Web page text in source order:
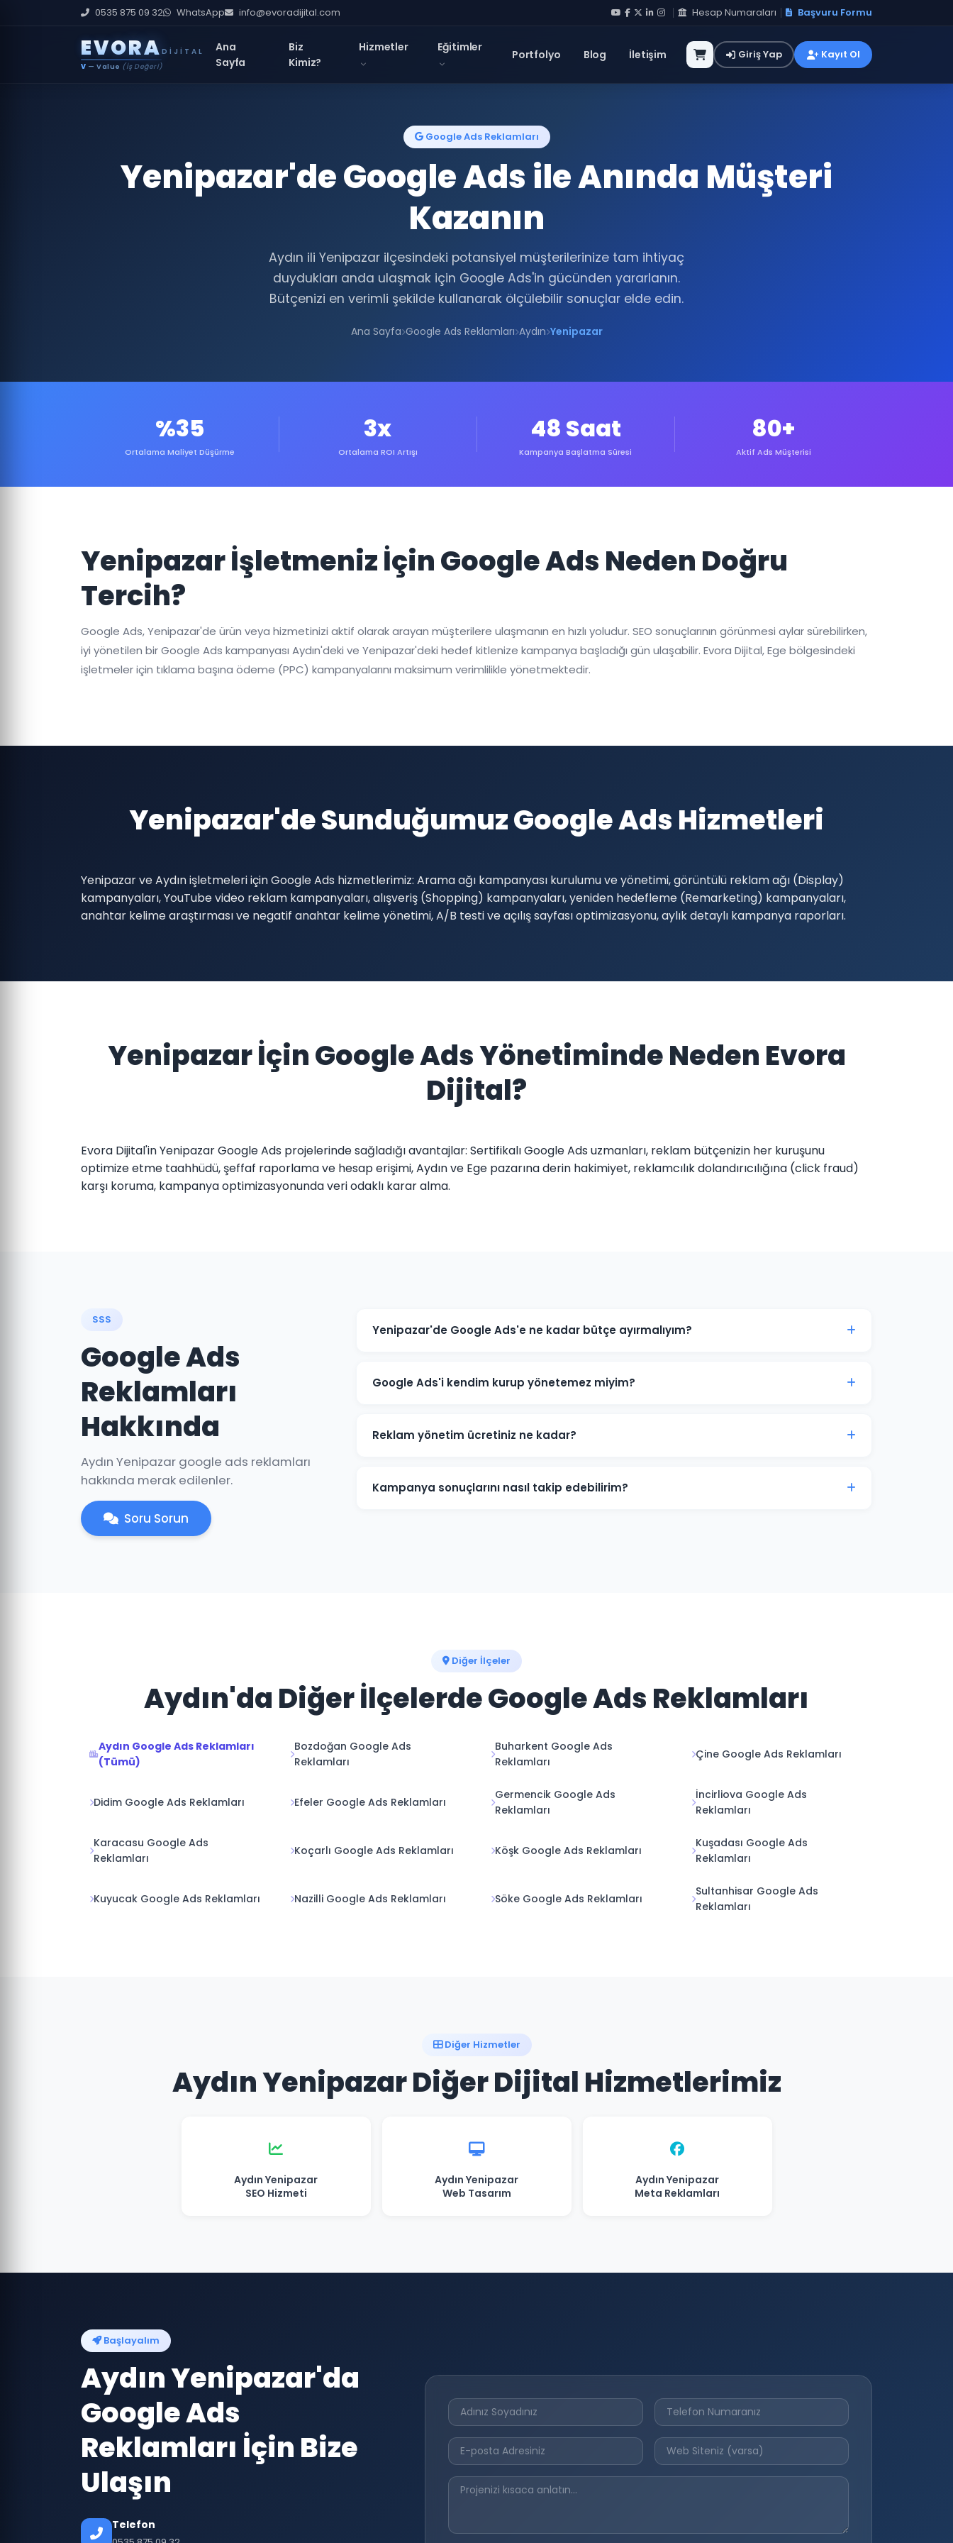
0535 875 09 32 WhatsApp info@evoradijital.com Hesap Numaraları Başvuru Formu
EVORA DIJITAL
V — Value (İş Değeri)
Ana
Sayfa
Biz
Kimiz?
Hizmetler Eğitimler
Portfolyo Blog İletişim Giriş Yap Kayıt Ol
Google Ads Reklamları
Yenipazar'de Google Ads ile Anında Müşteri
Kazanın
Aydın ili Yenipazar ilçesindeki potansiyel müşterilerinize tam ihtiyaç
duydukları anda ulaşmak için Google Ads'in gücünden yararlanın.
Bütçenizi en verimli şekilde kullanarak ölçülebilir sonuçlar elde edin.
Ana Sayfa Google Ads Reklamları Aydın Yenipazar
%35
Ortalama Maliyet Düşürme
3x
Ortalama ROI Artışı
48 Saat
Kampanya Başlatma Süresi
80+
Aktif Ads Müşterisi
Yenipazar İşletmeniz İçin Google Ads Neden Doğru
Tercih?
Google Ads, Yenipazar'de ürün veya hizmetinizi aktif olarak arayan müşterilere ulaşmanın en hızlı yoludur. SEO sonuçlarının görünmesi aylar sürebilirken,
iyi yönetilen bir Google Ads kampanyası Aydın'deki ve Yenipazar'deki hedef kitlenize kampanya başladığı gün ulaşabilir. Evora Dijital, Ege bölgesindeki
işletmeler için tıklama başına ödeme (PPC) kampanyalarını maksimum verimlilikle yönetmektedir.
Yenipazar'de Sunduğumuz Google Ads Hizmetleri
Yenipazar ve Aydın işletmeleri için Google Ads hizmetlerimiz: Arama ağı kampanyası kurulumu ve yönetimi, görüntülü reklam ağı (Display)
kampanyaları, YouTube video reklam kampanyaları, alışveriş (Shopping) kampanyaları, yeniden hedefleme (Remarketing) kampanyaları,
anahtar kelime araştırması ve negatif anahtar kelime yönetimi, A/B testi ve açılış sayfası optimizasyonu, aylık detaylı kampanya raporları.
Yenipazar İçin Google Ads Yönetiminde Neden Evora
Dijital?
Evora Dijital'in Yenipazar Google Ads projelerinde sağladığı avantajlar: Sertifikalı Google Ads uzmanları, reklam bütçenizin her kuruşunu
optimize etme taahhüdü, şeffaf raporlama ve hesap erişimi, Aydın ve Ege pazarına derin hakimiyet, reklamcılık dolandırıcılığına (click fraud)
karşı koruma, kampanya optimizasyonunda veri odaklı karar alma.
SSS
Google Ads
Reklamları
Hakkında
Aydın Yenipazar google ads reklamları
hakkında merak edilenler.
Soru Sorun
Yenipazar'de Google Ads'e ne kadar bütçe ayırmalıyım?
için 3.000-5.000 TL+ bütçe önerilmektedir. Ücretsiz bütçe analizi için iletişime geçin.
Google Ads'i kendim kurup yönetemez miyim?
Yenipazar'deki işletmelerin büyük çoğunluğu profesyonel yönetimle maliyetleri %30-50
düşürürken dönüşüm sayısını artırmaktadır.
Reklam yönetim ücretiniz ne kadar?
için minimum yönetim ücreti 1.000 TL/ay'dır. Bütçe ve hedeflerinize göre özel teklif sunuyoruz.
Kampanya sonuçlarını nasıl takip edebilirim?
Diğer İlçeler
Aydın'da Diğer İlçelerde Google Ads Reklamları
Aydın Google Ads Reklamları
(Tümü)
Bozdoğan Google Ads
Reklamları
Buharkent Google Ads
Reklamları
Çine Google Ads Reklamları
Didim Google Ads Reklamları Efeler Google Ads Reklamları
Germencik Google Ads
Reklamları
İncirliova Google Ads
Reklamları
Karacasu Google Ads
Reklamları
Koçarlı Google Ads Reklamları Köşk Google Ads Reklamları
Kuşadası Google Ads
Reklamları
Kuyucak Google Ads Reklamları Nazilli Google Ads Reklamları Söke Google Ads Reklamları
Sultanhisar Google Ads
Reklamları
Diğer Hizmetler
Aydın Yenipazar Diğer Dijital Hizmetlerimiz
Aydın Yenipazar
SEO Hizmeti
Aydın Yenipazar
Web Tasarım
Aydın Yenipazar
Meta Reklamları
Başlayalım
Aydın Yenipazar'da
Google Ads
Reklamları İçin Bize
Ulaşın
Telefon